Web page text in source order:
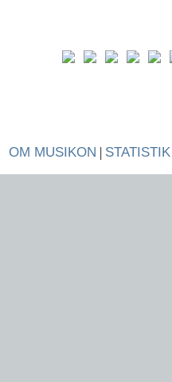
OM MUSIKON | STATISTIK